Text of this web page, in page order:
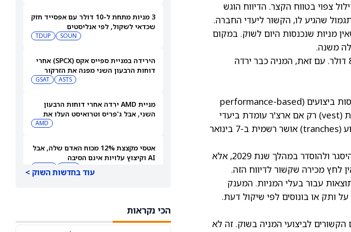
3 מניות מתחת ל-10 דולר עם אפסייד חזק
שכדאי לשקול, לפי אנליסטים
SOUN
TDUP
הירידה במניית ספייס אקס (SPCX) אחרי
דוחות הרבעון השני מפנה את הזרקור
לקרנות סל חלל עם חשיפה גבוהה
ASTS
GSAT
מניית AMD ירדה אחרי דוחות הרבעון
השני, אבל ג'פריס וטרואיסט העלו את
AMD
אטסי מקצצת 12% מכוח האדם שלה, אבל
AI וקיצוץ עלויות אינם הסיבה
מחיר היעד למניית אנבידיה (אנבידיה)
עוד בחדשות השוק >
הכי נקראות
צפוי בטווח הקצר. הדיווח הוגש
שהגיע לו, הקשור ליעדי החברה.
מניות שנכנסות היום לשוק. במקום
משנה.
. עם זאת, המניה כבר ירדה
טופס 4 מאשר שגולדשטיין הרוויח 131,300 יחידות מניות חסומות מבוססות ביצועים (performance-based
restricted stock units). יחידות אלה הוענקו בדצמבר 2024 והן מוקנות (vest) רק אם ארצ'ר עומדת ביעדי
ביצוע מסוימים של המניה. במקרה הזה, הראשון מתוך שלושה חלקי ביצוע (tranches) אושר רשמית ב-7 בינואר
חשוב לציין שהמניות אינן מונפקות עכשיו. היחידות נדחות ומתוכננות להיסגר ולהוסדר במהלך שנת 2029, אלא
לחץ מכירה שקשור לדיווח הזה.
עבור בעלי המניות. המענק
ותק או בונוסים לפי שיקול דעת.
לביצועי המניה בשוק. זה לא